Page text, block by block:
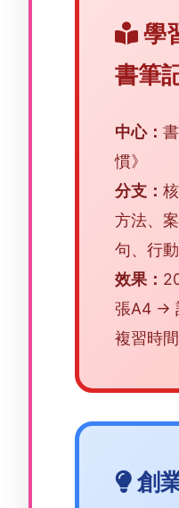
學
書筆
中心：
慣》
分支：
方法、
句、行
效果：
張A4 →
複習時
創